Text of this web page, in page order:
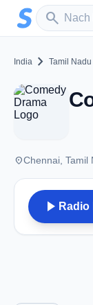
Zum Hauptinhalt
search
Sender
India chevron_right Tamil Nadu
placeChennai, Tamil
play_arrow Radio